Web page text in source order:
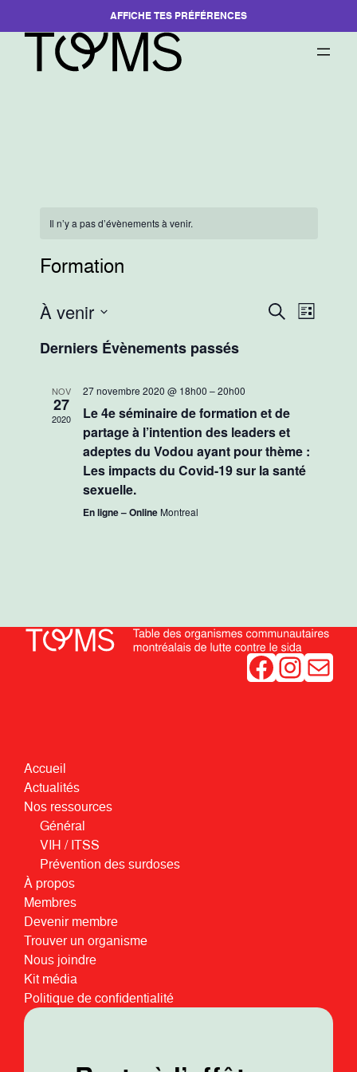
AFFICHE TES PRÉFÉRENCES
Il n’y a pas d’évènements à venir.
Formation
Recherche
Évènements
Recherche
Liste
À venir
une
Derniers Évènements passés
NOV
27
2020
27 novembre 2020 @ 18h00 –20h00
Le 4e séminaire de formation et de
partage à l’intention des leaders et
adeptes du Vodou ayant pour thème :
Les impacts du Covid-19 sur la santé
sexuelle.
En ligne – Online Montreal
Facebook Instagram
Accueil
Actualités
Nos ressources
Général
VIH / ITSS
Prévention des surdoses
À propos
Membres
Devenir membre
Trouver un organisme
Nous joindre
Kit média
Politique de confidentialité